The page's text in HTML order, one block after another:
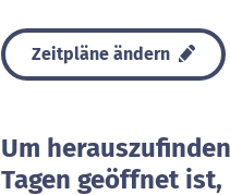
Zeitpläne ändern
Um
Tagen geöffnet